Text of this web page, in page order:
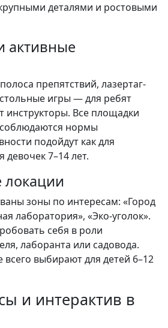
деталями и ростовыми
активные
препятствий, лазертаг-
игры — для ребят
инструкторы. Все площадки
нормы
подойдут как для
девочек 7–14 лет.
локации
зоны по интересам: «Город
лаборатория», «Эко-уголок».
себя в роли
лаборанта или садовода.
выбирают для детей 6–12
и интерактив в